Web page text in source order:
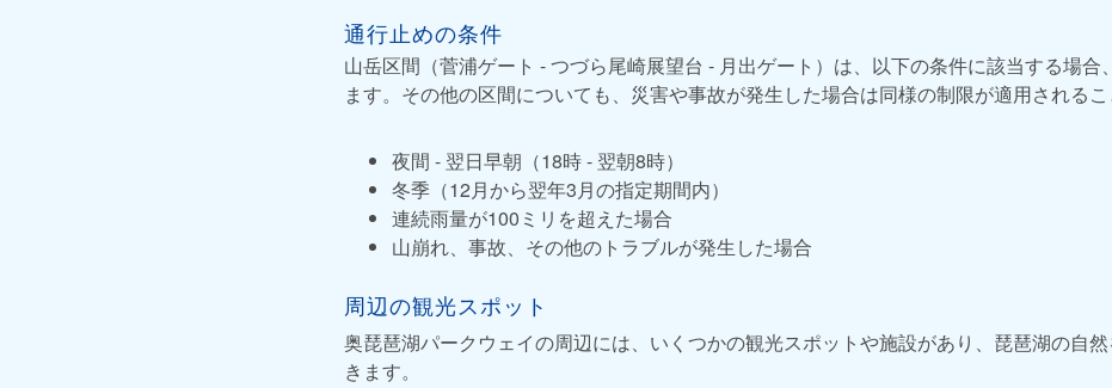
通行止めの条件
山岳区間（菅浦ゲート - つづら尾崎展望台 - 月出ゲート）は、以下の条件に該当する場合
ます。その他の区間についても、災害や事故が発生した場合は同様の制限が適用されるこ
夜間 - 翌日早朝（18時 - 翌朝8時）
冬季（12月から翌年3月の指定期間内）
連続雨量が100ミリを超えた場合
山崩れ、事故、その他のトラブルが発生した場合
周辺の観光スポット
奥琵琶湖パークウェイの周辺には、いくつかの観光スポットや施設があり、琵琶湖の自
きます。